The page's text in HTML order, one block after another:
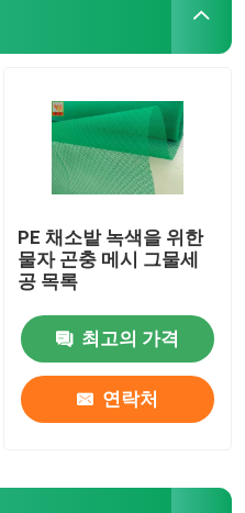
PE 채소밭 녹색을 위한
물자 곤충 메시 그물세
공 목록
최고의 가격
연락처